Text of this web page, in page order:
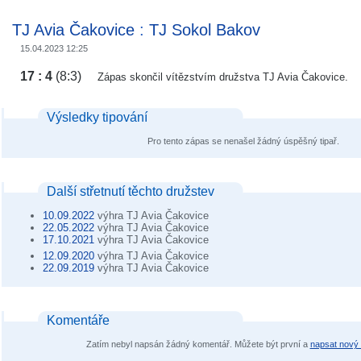
TJ Avia Čakovice : TJ Sokol Bakov
15.04.2023 12:25
17 : 4 (8:3) Zápas skončil vítězstvím družstva TJ Avia Čakovice.
Výsledky tipování
Pro tento zápas se nenašel žádný úspěšný tipař.
Další střetnutí těchto družstev
10.09.2022 výhra TJ Avia Čakovice
22.05.2022 výhra TJ Avia Čakovice
17.10.2021 výhra TJ Avia Čakovice
12.09.2020 výhra TJ Avia Čakovice
22.09.2019 výhra TJ Avia Čakovice
Komentáře
Zatím nebyl napsán žádný komentář. Můžete být první a napsat nový